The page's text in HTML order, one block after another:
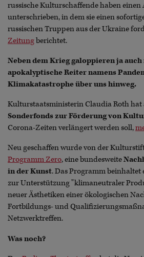
russische Kulturschaffende haben
unterschrieben, in dem sie einen
russischen Truppen aus der Ukraine
Zeitungberichtet.
Neben dem Krieg galoppieren ja
apokalyptische Reiter namens
Klimakatastrophe über uns hinweg.
Kulturstaatsministerin Claudia Roth hat
Sonderfonds zur Förderung von
Corona-Zeiten verlängert werden soll,
Neu geschaffen wurde von der
Programm Zero, eine bundesweite
in der Kunst. Das Programm
zur Unterstützung "klimaneutraler
neuer Ästhetiken einer ökologischen
Fortbildungs- und
Netzwerktreffen.
Was noch?